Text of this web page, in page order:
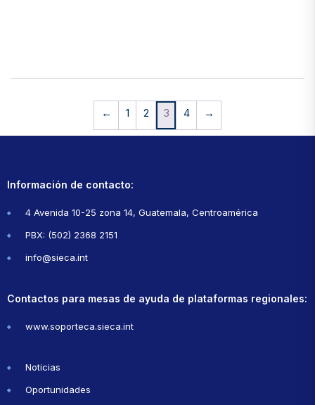
← 1 2 3 4 →
Información de contacto:
4 Avenida 10-25 zona 14, Guatemala, Centroamérica
PBX: (502) 2368 2151
info@sieca.int
Contactos para mesas de ayuda de plataformas regionales:
www.soporteca.sieca.int
Noticias
Oportunidades